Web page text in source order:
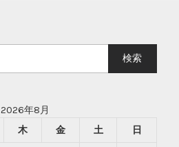
2026年8月
木 金 土 日